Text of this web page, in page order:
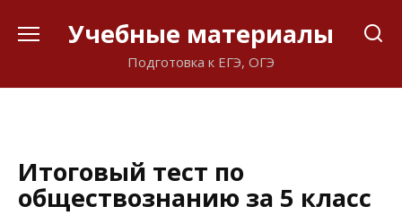
Учебные материалы
Подготовка к ЕГЭ, ОГЭ
Итоговый тест по
обществознанию за 5 класс